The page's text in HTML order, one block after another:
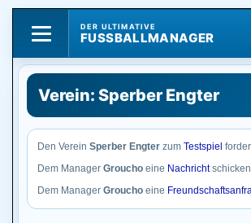
DER ULTIMATIVE
FUSSBALLMANAGER
Verein: Sperber Engter
Den Verein Sperber Engter zum Testspiel
Dem Manager Groucho eine Nachricht
Dem Manager Groucho eine